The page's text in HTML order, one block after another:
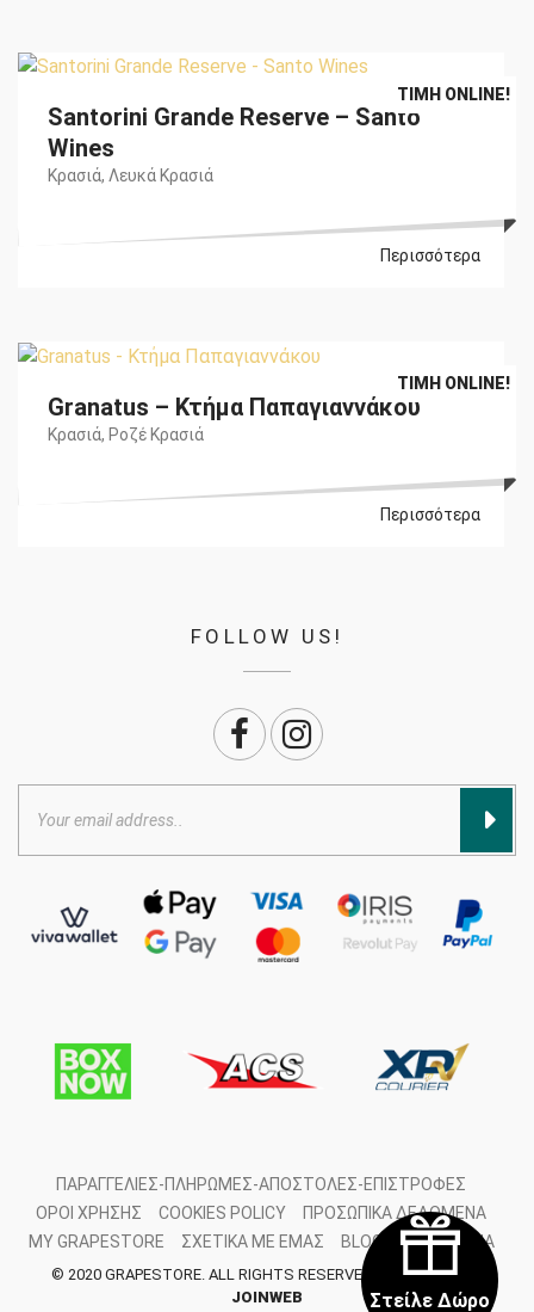
Στείλε Δώρο
price
was:
€48,40.
τρέχουσα
είναι:
ΤΙΜΉ ONLINE!
Santorini Grande Reserve – Santo
Wines
Κρασιά, Λευκά Κρασιά
Περισσότερα
price
was:
τρέχουσα
τιμή
ΤΙΜΉ ONLINE!
Granatus – Κτήμα Παπαγιαννάκου
Κρασιά, Ροζέ Κρασιά
Περισσότερα
FOLLOW US!
ΠΑΡΑΓΓΕΛΊΕΣ-ΠΛΗΡΩΜΈΣ-ΑΠΟΣΤΟΛΈΣ-ΕΠΙΣΤΡΟΦΈΣ
ΌΡΟΙ ΧΡΉΣΗΣ
COOKIES POLICY
ΠΡΟΣΩΠΙΚΆ ΔΕΔΟΜΈΝΑ
MY GRAPESTORE
ΣΧΕΤΙΚΆ ΜΕ ΕΜΆΣ BLOG ΕΠΙΚΟΙΝΩΝΊΑ
© 2020 GRAPESTORE. ALL RIGHTS RESERVED. DEVELOPED BY
JOINWEB